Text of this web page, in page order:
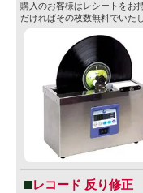
購入のお客様はレシートをお
だければその枚数無料でいた
レコード 反り修正